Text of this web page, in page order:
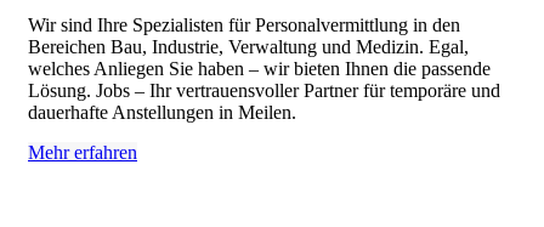
Wir sind Ihre Spezialisten für Personalvermittlung in den
Bereichen Bau, Industrie, Verwaltung und Medizin. Egal,
welches Anliegen Sie haben – wir bieten Ihnen die passende
Lösung. Jobs – Ihr vertrauensvoller Partner für temporäre und
dauerhafte Anstellungen in Meilen.
Mehr erfahren